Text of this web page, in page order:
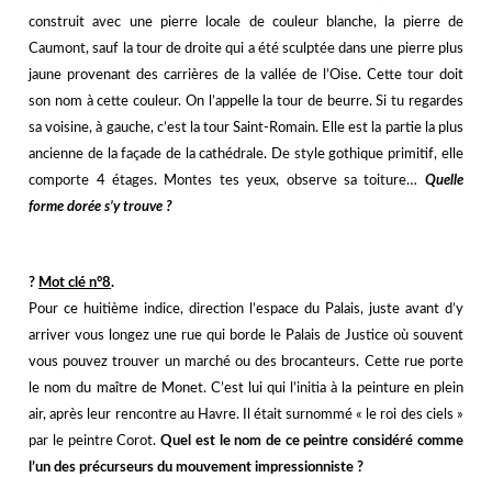
construit avec une pierre locale de couleur blanche, la pierre de
Caumont, sauf la tour de droite qui a été sculptée dans une pierre plus
jaune provenant des carrières de la vallée de l’Oise. Cette tour doit
son nom à cette couleur. On l’appelle la tour de beurre. Si tu regardes
sa voisine, à gauche, c’est la tour Saint-Romain. Elle est la partie la plus
ancienne de la façade de la cathédrale. De style gothique primitif, elle
comporte 4 étages. Montes tes yeux, observe sa toiture… Quelle
forme dorée s’y trouve ?
?️ Mot clé n°8.
Pour ce huitième indice, direction l’espace du Palais, juste avant d’y
arriver vous longez une rue qui borde le Palais de Justice où souvent
vous pouvez trouver un marché ou des brocanteurs. Cette rue porte
le nom du maître de Monet. C’est lui qui l’initia à la peinture en plein
air, après leur rencontre au Havre. Il était surnommé « le roi des ciels »
par le peintre Corot.Quel est le nom de ce peintre considéré comme
l’un des précurseurs du mouvement impressionniste ?